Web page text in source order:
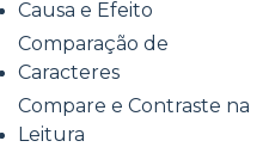
Causa e Efeito
Comparação de
Caracteres
Compare e Contraste na
Leitura